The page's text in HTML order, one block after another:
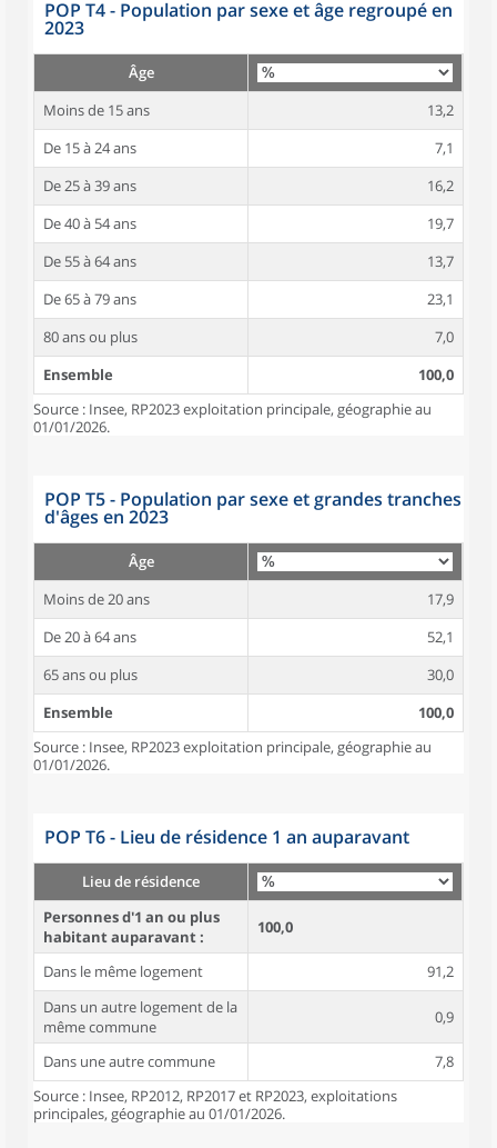
POP T4 - Population par sexe et âge regroupé en
2023
Âge
Moins de 15 ans
13,2
De 15 à 24 ans
7,1
De 25 à 39 ans
16,2
De 40 à 54 ans
19,7
De 55 à 64 ans
13,7
De 65 à 79 ans
23,1
80 ans ou plus
7,0
Ensemble
100,0
Source : Insee, RP2023 exploitation principale, géographie au
01/01/2026.
POP T5 - Population par sexe et grandes tranches
d'âges en 2023
Âge
Moins de 20 ans
17,9
De 20 à 64 ans
52,1
65 ans ou plus
30,0
Ensemble
100,0
Source : Insee, RP2023 exploitation principale, géographie au
01/01/2026.
POP T6 - Lieu de résidence 1 an auparavant
Lieu de résidence
Personnes d'1 an ou plus
habitant auparavant :
100,0
Dans le même logement
91,2
Dans un autre logement de la
même commune
0,9
Dans une autre commune
7,8
Source : Insee, RP2012, RP2017 et RP2023, exploitations
principales, géographie au 01/01/2026.